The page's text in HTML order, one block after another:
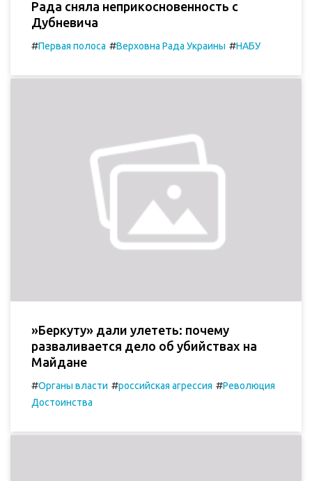
Рада сняла неприкосновенность с
Дубневича
#Первая полоса #Верховна Рада Украины #НАБУ
»Беркуту» дали улететь: почему
разваливается дело об убийствах на
Майдане
#Органы власти #российская агрессия #Революция
Достоинства